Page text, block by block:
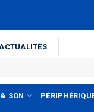
ACTUALITÉS
SON